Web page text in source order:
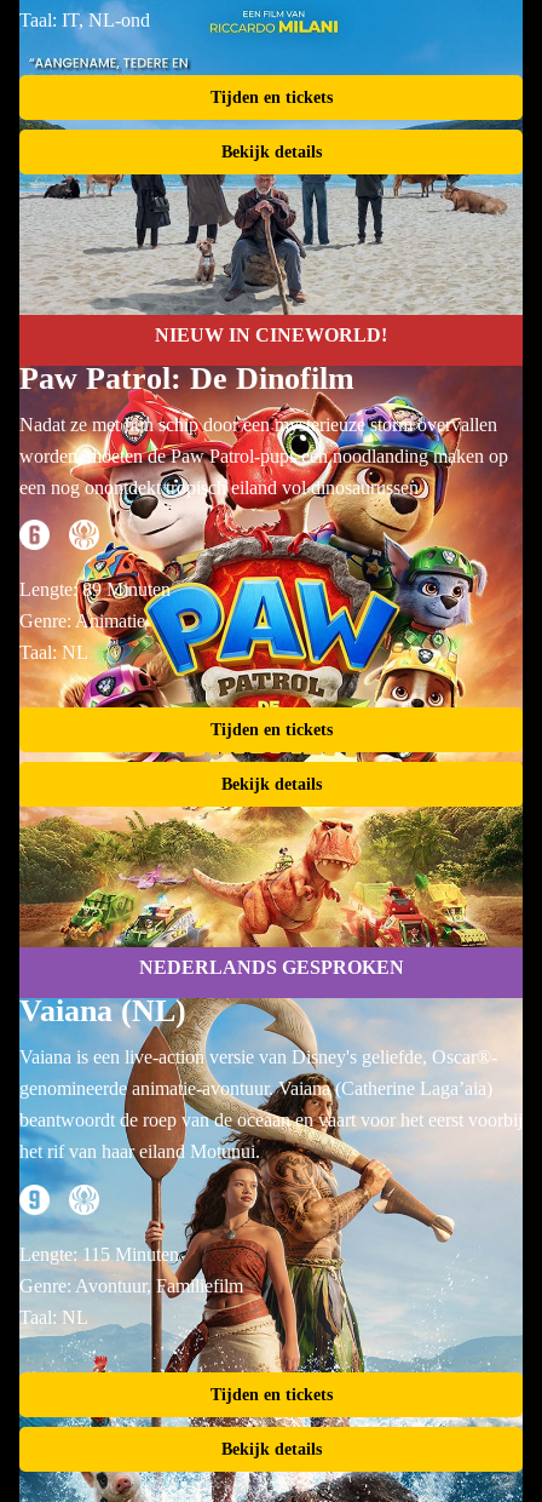
Taal: IT, NL-ond
Tijden en tickets
Bekijk details
NIEUW IN CINEWORLD!
Paw Patrol: De Dinofilm
Nadat ze met hun schip door een mysterieuze storm overvallen
worden, moeten de Paw Patrol-pups een noodlanding maken op
een nog onontdekt tropisch eiland vol dinosaurussen
Lengte: 89 Minuten
Genre: Animatie
Taal: NL
Tijden en tickets
Bekijk details
NEDERLANDS GESPROKEN
Vaiana (NL)
Vaiana is een live-action versie van Disney's geliefde, Oscar®-
genomineerde animatie-avontuur. Vaiana (Catherine Laga’aia)
beantwoordt de roep van de oceaan en vaart voor het eerst voorbij
het rif van haar eiland Motunui.
Lengte: 115 Minuten
Genre: Avontuur, Familiefilm
Taal: NL
Tijden en tickets
Bekijk details